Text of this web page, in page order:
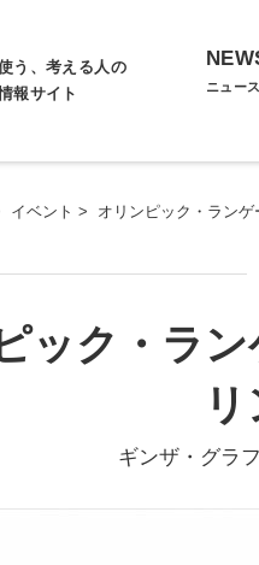
う、考える人の
報サイト
ニュー
イベント > オリンピック・ラン
ック・ラ
ギンザ・グラ